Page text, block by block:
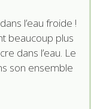
l’eau froide !
beaucoup plus
dans l’eau. Le
son ensemble